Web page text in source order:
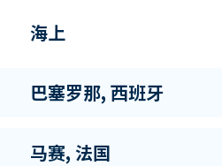
海上
巴塞罗那, 西班牙
马赛, 法国